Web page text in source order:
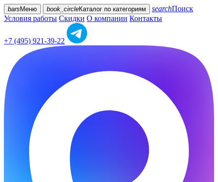
bars Меню book_circleКаталог по категориям searchПоиск
Условия работы Скидки О компании Контакты
+7 (495) 921-39-22